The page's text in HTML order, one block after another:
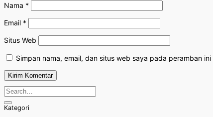
Nama *
Email *
Situs Web
Simpan nama, email, dan situs web saya pada peramban
Kategori